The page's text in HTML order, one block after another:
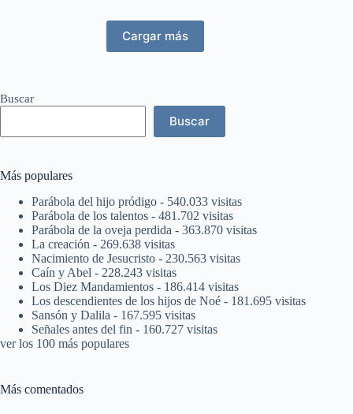
Cargar más
Buscar
Buscar
Más populares
Parábola del hijo pródigo - 540.033 visitas
Parábola de los talentos - 481.702 visitas
Parábola de la oveja perdida - 363.870 visitas
La creación - 269.638 visitas
Nacimiento de Jesucristo - 230.563 visitas
Caín y Abel - 228.243 visitas
Los Diez Mandamientos - 186.414 visitas
Los descendientes de los hijos de Noé - 181.695 visitas
Sansón y Dalila - 167.595 visitas
Señales antes del fin - 160.727 visitas
ver los 100 más populares
Más comentados